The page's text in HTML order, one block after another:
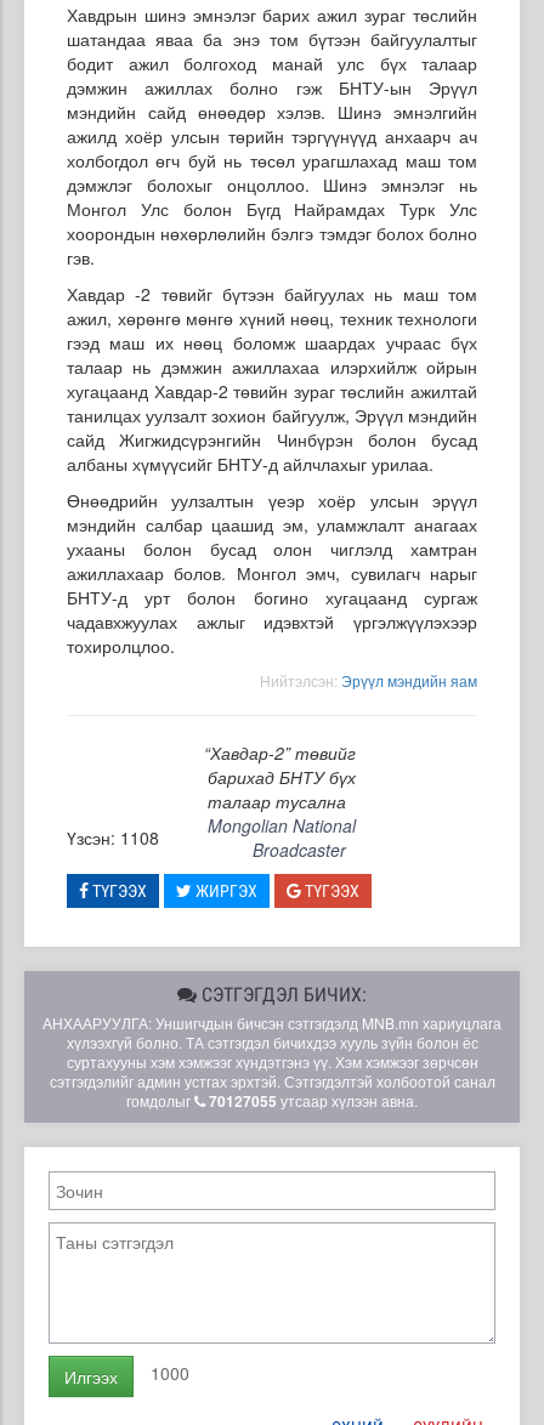
Хавдрын шинэ эмнэлэг барих ажил зураг төслийн
шатандаа яваа ба энэ том бүтээн байгуулалтыг
бодит ажил болгоход манай улс бүх талаар
дэмжин ажиллах болно гэж БНТУ-ын Эрүүл
мэндийн сайд өнөөдөр хэлэв. Шинэ эмнэлгийн
ажилд хоёр улсын төрийн тэргүүнүүд анхаарч ач
холбогдол өгч буй нь төсөл урагшлахад маш том
дэмжлэг болохыг онцоллоо. Шинэ эмнэлэг нь
Монгол Улс болон Бүгд Найрамдах Турк Улс
хоорондын нөхөрлөлийн бэлгэ тэмдэг болох болно
гэв.
Хавдар -2 төвийг бүтээн байгуулах нь маш том
ажил, хөрөнгө мөнгө хүний нөөц, техник технологи
гээд маш их нөөц боломж шаардах учраас бүх
талаар нь дэмжин ажиллахаа илэрхийлж ойрын
хугацаанд Хавдар-2 төвийн зураг төслийн ажилтай
танилцах уулзалт зохион байгуулж, Эрүүл мэндийн
сайд Жигжидсүрэнгийн Чинбүрэн болон бусад
албаны хүмүүсийг БНТУ-д айлчлахыг урилаа.
Өнөөдрийн уулзалтын үеэр хоёр улсын эрүүл
мэндийн салбар цаашид эм, уламжлалт анагаах
ухааны болон бусад олон чиглэлд хамтран
ажиллахаар болов. Монгол эмч, сувилагч нарыг
БНТУ-д урт болон богино хугацаанд сургаж
чадавхжуулах ажлыг идэвхтэй үргэлжүүлэхээр
тохиролцлоо.
Нийтэлсэн: Эрүүл мэндийн яам
“Хавдар-2” төвийг
барихад БНТУ бүх
талаар тусална
Үзсэн: 1108
Mongolian National
Broadcaster
ТҮГЭЭХ ЖИРГЭХ ТҮГЭЭХ
СЭТГЭГДЭЛ БИЧИХ:
АНХААРУУЛГА: Уншигчдын бичсэн сэтгэгдэлд MNB.mn хариуцлага
хүлээхгүй болно. ТА сэтгэгдэл бичихдээ хууль зүйн болон ёс
суртахууны хэм хэмжээг хүндэтгэнэ үү. Хэм хэмжээг зөрчсөн
сэтгэгдэлийг админ устгах эрхтэй. Сэтгэгдэлтэй холбоотой санал
гомдолыг
70127055 утсаар хүлээн авна.
Илгээх 1000